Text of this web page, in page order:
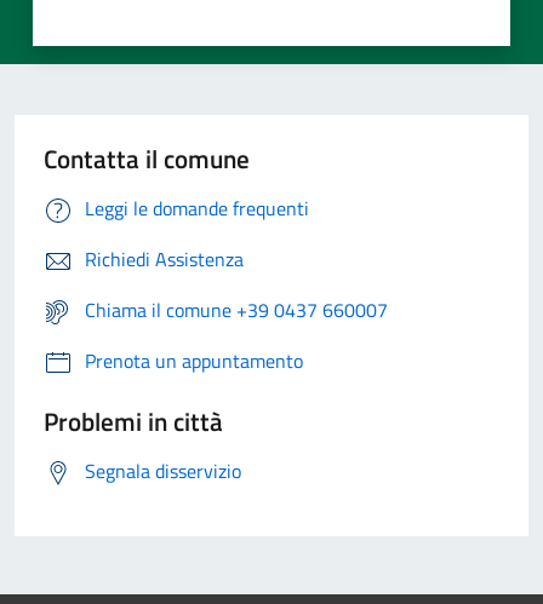
Contatta il comune
Leggi le domande frequenti
Richiedi Assistenza
Chiama il comune +39 0437 660007
Prenota un appuntamento
Problemi in città
Segnala disservizio